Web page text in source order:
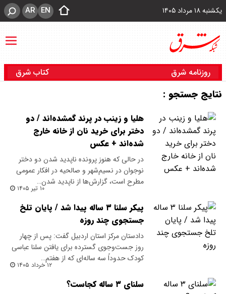
یکشنبه ۱۸ مرداد ۱۴۰۵ EN
AR
روزنامه شرق کتاب شرق
نتایج جستجو :
هلیا و زینب در پرند گمشده‌اند / دو
دختر برای خرید نان از خانه خارج
شده‌اند + عکس
در حالی که هنوز پرونده ناپدید شدن دو دختر
نوجوان در نسیم‌شهر و صالحیه در افکار عمومی
مطرح است، گزارش‌ها از ناپدید شدن…
۱۰ تیر ۱۴۰۵
پیکر سلنا ۳ ساله پیدا شد / پایان تلخ
جستجوی چند روزه
دادستان مرکز استان اردبیل گفت: پس از چهار
روز جست‌وجوی گسترده برای یافتن سلنا عباسی
کودک حدوداً سه ساله‌ای که از هفتم…
۱۲ خرداد ۱۴۰۵
سلنای ۳ ساله کجاست؟